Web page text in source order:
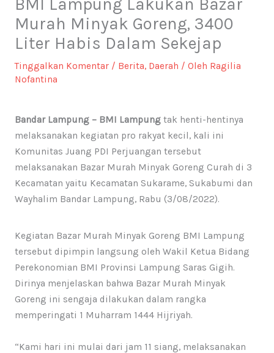
BMI Lampung Lakukan Bazar
Murah Minyak Goreng, 3400
Liter Habis Dalam Sekejap
Tinggalkan Komentar / Berita, Daerah / Oleh Ragilia
Nofantina
Bandar Lampung – BMI Lampungtak henti-hentinya
melaksanakan kegiatan pro rakyat kecil, kali ini
Komunitas Juang PDI Perjuangan tersebut
melaksanakan Bazar Murah Minyak Goreng Curah di 3
Kecamatan yaitu Kecamatan Sukarame, Sukabumi dan
Wayhalim Bandar Lampung, Rabu (3/08/2022).
Kegiatan Bazar Murah Minyak Goreng BMI Lampung
tersebut dipimpin langsung oleh Wakil Ketua Bidang
Perekonomian BMI Provinsi Lampung Saras Gigih.
Dirinya menjelaskan bahwa Bazar Murah Minyak
Goreng ini sengaja dilakukan dalam rangka
memperingati 1 Muharram 1444 Hijriyah.
“Kami hari ini mulai dari jam 11 siang, melaksanakan